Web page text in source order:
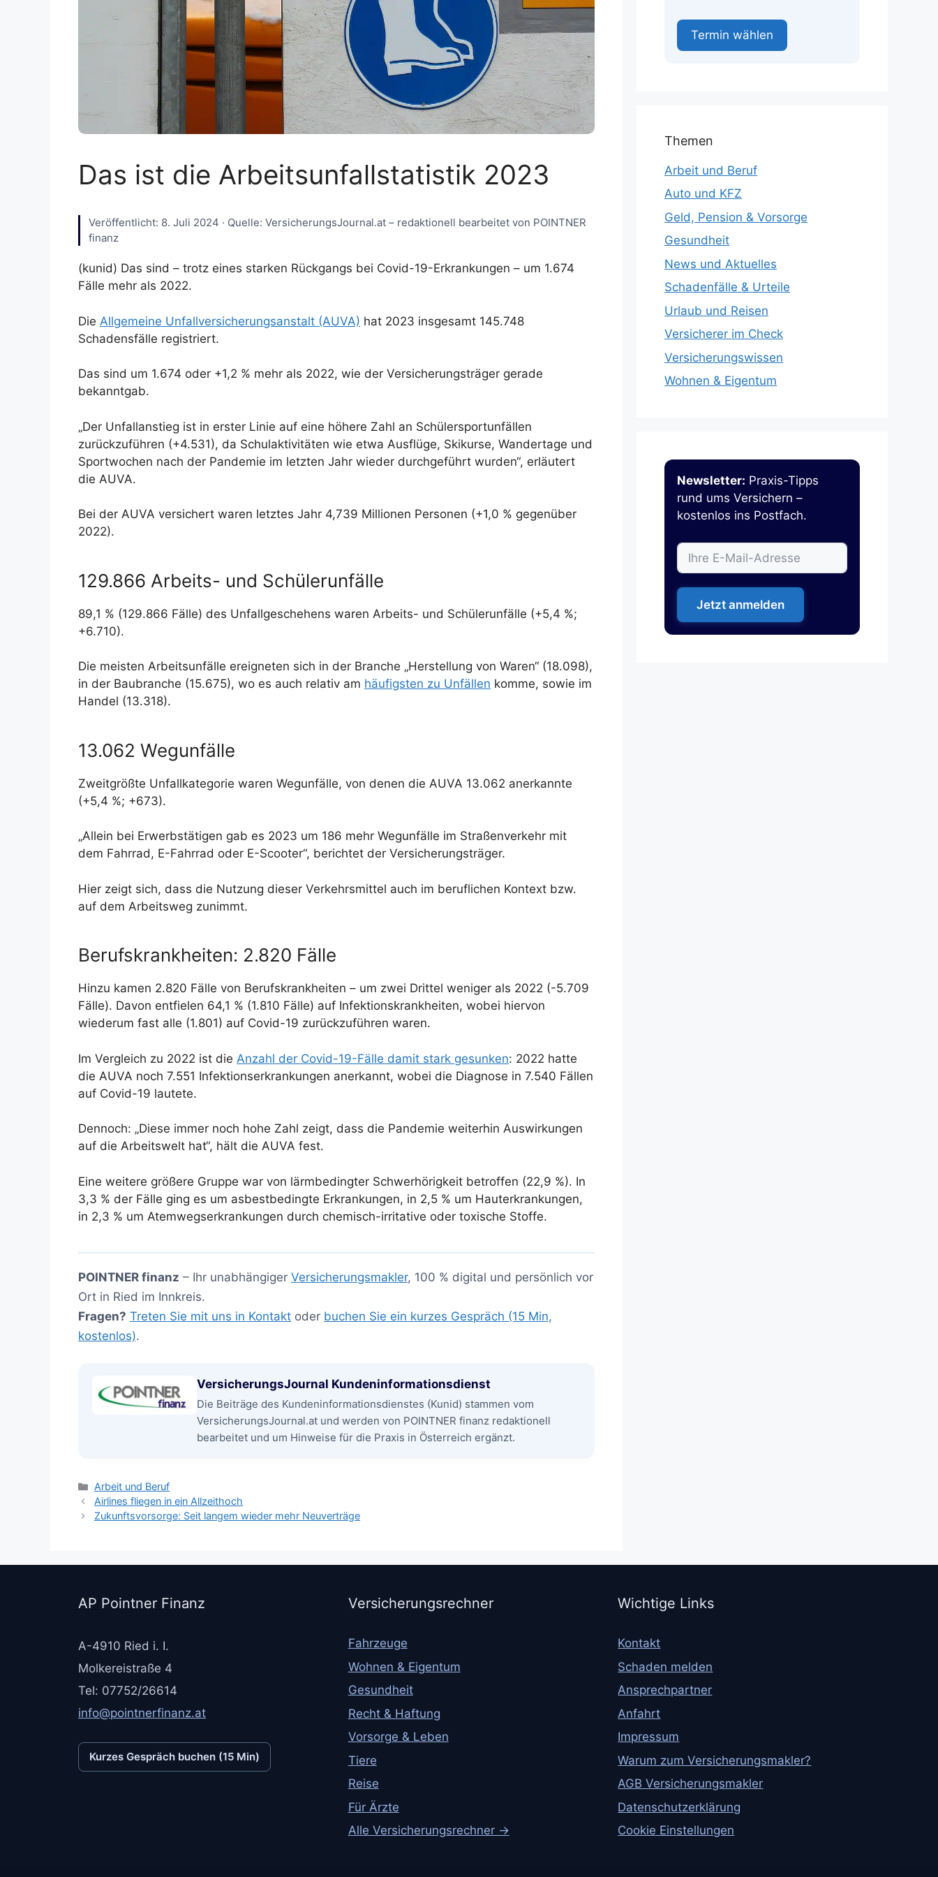
Das ist die Arbeitsunfallstatistik 2023
Veröffentlicht: 8. Juli 2024 · Quelle: VersicherungsJournal.at – redaktionell bearbeitet von POINTNER
finanz
(kunid) Das sind – trotz eines starken Rückgangs bei Covid-19-Erkrankungen – um 1.674
Fälle mehr als 2022.
Die Allgemeine Unfallversicherungsanstalt (AUVA) hat 2023 insgesamt 145.748
Schadensfälle registriert.
Das sind um 1.674 oder +1,2 % mehr als 2022, wie der Versicherungsträger gerade
bekanntgab.
„Der Unfallanstieg ist in erster Linie auf eine höhere Zahl an Schülersportunfällen
zurückzuführen (+4.531), da Schulaktivitäten wie etwa Ausflüge, Skikurse, Wandertage und
Sportwochen nach der Pandemie im letzten Jahr wieder durchgeführt wurden“, erläutert
die AUVA.
Bei der AUVA versichert waren letztes Jahr 4,739 Millionen Personen (+1,0 % gegenüber
2022).
129.866 Arbeits- und Schülerunfälle
89,1 % (129.866 Fälle) des Unfallgeschehens waren Arbeits- und Schülerunfälle (+5,4 %;
+6.710).
Die meisten Arbeitsunfälle ereigneten sich in der Branche „Herstellung von Waren“ (18.098),
in der Baubranche (15.675), wo es auch relativ am häufigsten zu Unfällen komme, sowie im
Handel (13.318).
13.062 Wegunfälle
Zweitgrößte Unfallkategorie waren Wegunfälle, von denen die AUVA 13.062 anerkannte
(+5,4 %; +673).
„Allein bei Erwerbstätigen gab es 2023 um 186 mehr Wegunfälle im Straßenverkehr mit
dem Fahrrad, E-Fahrrad oder E-Scooter“, berichtet der Versicherungsträger.
Hier zeigt sich, dass die Nutzung dieser Verkehrsmittel auch im beruflichen Kontext bzw.
auf dem Arbeitsweg zunimmt.
Berufskrankheiten: 2.820 Fälle
Hinzu kamen 2.820 Fälle von Berufskrankheiten – um zwei Drittel weniger als 2022 (-5.709
Fälle). Davon entfielen 64,1 % (1.810 Fälle) auf Infektionskrankheiten, wobei hiervon
wiederum fast alle (1.801) auf Covid-19 zurückzuführen waren.
Im Vergleich zu 2022 ist die Anzahl der Covid-19-Fälle damit stark gesunken: 2022 hatte
die AUVA noch 7.551 Infektionserkrankungen anerkannt, wobei die Diagnose in 7.540 Fällen
auf Covid-19 lautete.
Dennoch: „Diese immer noch hohe Zahl zeigt, dass die Pandemie weiterhin Auswirkungen
auf die Arbeitswelt hat“, hält die AUVA fest.
Eine weitere größere Gruppe war von lärmbedingter Schwerhörigkeit betroffen (22,9 %). In
3,3 % der Fälle ging es um asbestbedingte Erkrankungen, in 2,5 % um Hauterkrankungen,
in 2,3 % um Atemwegserkrankungen durch chemisch-irritative oder toxische Stoffe.
POINTNER finanz – Ihr unabhängiger Versicherungsmakler, 100 % digital und persönlich vor
Ort in Ried im Innkreis.
Fragen? Treten Sie mit uns in Kontakt oder buchen Sie ein kurzes Gespräch (15 Min,
kostenlos).
VersicherungsJournal Kundeninformationsdienst
Die Beiträge des Kundeninformationsdienstes (Kunid) stammen vom
VersicherungsJournal.at und werden von POINTNER finanz redaktionell
bearbeitet und um Hinweise für die Praxis in Österreich ergänzt.
Kategorien
Arbeit und Beruf
Airlines fliegen in ein Allzeithoch
Zukunftsvorsorge: Seit langem wieder mehr Neuverträge
Termin wählen
Themen
Arbeit und Beruf
Auto und KFZ
Geld, Pension & Vorsorge
Gesundheit
News und Aktuelles
Schadenfälle & Urteile
Urlaub und Reisen
Versicherer im Check
Versicherungswissen
Wohnen & Eigentum
Newsletter: Praxis-Tipps
rund ums Versichern –
kostenlos ins Postfach.
Jetzt anmelden
AP Pointner Finanz
A-4910 Ried i. I.
Molkereistraße 4
Tel: 07752/26614
info@pointnerfinanz.at
Kurzes Gespräch buchen (15 Min)
Versicherungsrechner
Fahrzeuge
Wohnen & Eigentum
Gesundheit
Recht & Haftung
Vorsorge & Leben
Tiere
Reise
Für Ärzte
Alle Versicherungsrechner →
Wichtige Links
Kontakt
Schaden melden
Ansprechpartner
Anfahrt
Impressum
Warum zum Versicherungsmakler?
AGB Versicherungsmakler
Datenschutzerklärung
Cookie Einstellungen